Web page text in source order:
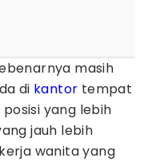
masih
di kantor tempat
yang lebih
jauh lebih
wanita yang